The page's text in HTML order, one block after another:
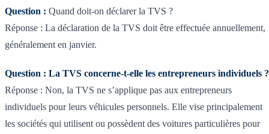
Question : Quand doit-on déclarer la TVS ?
Réponse : La déclaration de la TVS doit être effectuée annuellement,
généralement en janvier.
Question : La TVS concerne-t-elle les entrepreneurs individuels ?
Réponse : Non, la TVS ne s’applique pas aux entrepreneurs
individuels pour leurs véhicules personnels. Elle vise principalement
les sociétés qui utilisent ou possèdent des voitures particulières pour